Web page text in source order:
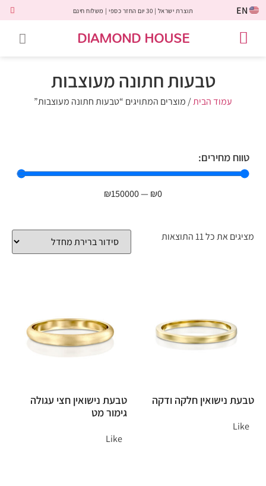
EN תוצרת ישראל | 30 יום החזר כספי | משלוח חינם
DIAMOND HOUSE
טבעות חתונה מעוצבות
עמוד הבית/ מוצרים המתויגים “טבעות חתונה מעוצבות”
טווח מחירים:
₪0
—
₪150000
מציגים את כל ⁦11⁩ התוצאות
טבעת נישואין חלקה ודקה
Like
טבעת נישואין חצי עגולה
גימור מט
Like